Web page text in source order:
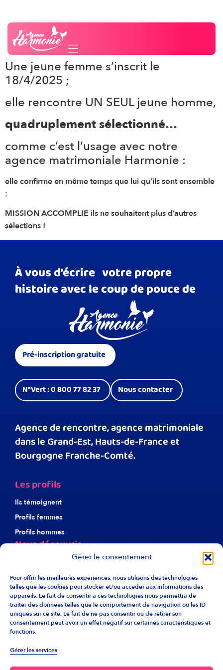
Gérer le consentement
Pour offrir les meilleures expériences, nous utilisons des technologies
telles que les cookies pour stocker et/ou accéder aux informations des
appareils. Le fait de consentir à ces technologies nous permettra de
traiter des données telles que le comportement de navigation ou les ID
uniques sur ce site. Le fait de ne pas consentir ou de retirer son
consentement peut avoir un effet négatif sur certaines caractéristiques et
fonctions.
Gérer les services
ET ENCORE UN
COUP AU BUT…
Une jeune femme s’inscrit le
18/4/2025 ;
elle rencontre UN SEUL jeune homme,
quadruplement sélectionné…
comme c’est l’usage avec notre
agence matrimoniale Harmonie :
elle confirme en même temps que lui qu’ils sont ensemble
:
MISSION ACCOMPLIE ils ne souhaitent plus d’autres
sélections !
À vous d’écrire votre propre
histoire avec le coup de pouce de
Pré-inscription gratuite
N°Vert : 0 800 77 82 37 Nous contacter
Agence de rencontre, agence matrimoniale
dans le Grand-Est, Hauts-de-France et
Bourgogne Franche-Comté.
Les profils
Ils témoignent
Profils femmes
Profils hommes
Nous découvrir
À propos d’Harmonie
Notre éthique
Nos agences
Recrutement
Liens utiles
F.A.Q.
Info franchise